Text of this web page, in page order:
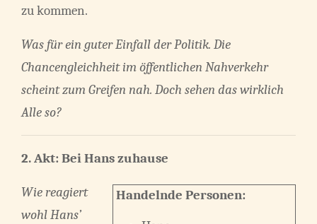
zu kommen.
Was für ein guter Einfall der Politik. Die
Chancengleichheit im öffentlichen Nahverkehr
scheint zum Greifen nah. Doch sehen das wirklich
Alle so?
2. Akt: Bei Hans zuhause
Handelnde Personen:
Wie reagiert
wohl Hans’